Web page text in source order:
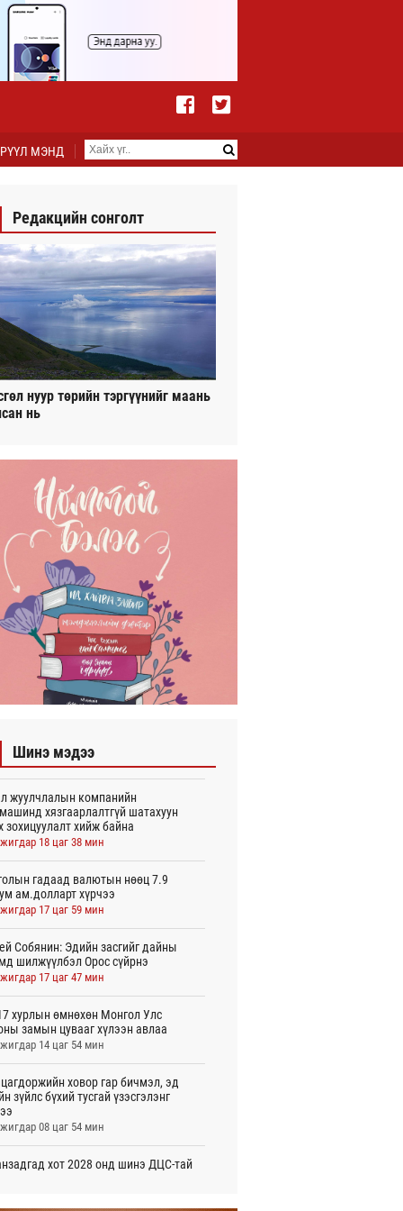
МЭНД
Редакцийн сонголт
нуур төрийн тэргүүнийг маань
нь
Шинэ мэдээ
жуулчлалын компанийн
хязгаарлалтгүй шатахуун
зохицуулалт хийж байна
18 цаг 38 мин
гадаад валютын нөөц 7.9
ам.долларт хүрчээ
17 цаг 59 мин
Собянин: Эдийн засгийг дайны
шилжүүлбэл Орос сүйрнэ
17 цаг 47 мин
хурлын өмнөхөн Монгол Улс
замын цувааг хүлээн авлаа
14 цаг 54 мин
ховор гар бичмэл, эд
зүйлс бүхий тусгай үзэсгэлэнг
08 цаг 54 мин
хот 2028 онд шинэ ДЦС-тай